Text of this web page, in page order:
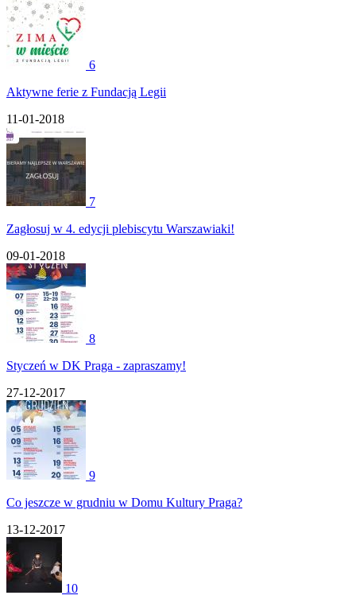
6
Aktywne ferie z Fundacją Legii
11-01-2018
7
Zagłosuj w 4. edycji plebiscytu Warszawiaki!
09-01-2018
8
Styczeń w DK Praga - zapraszamy!
27-12-2017
9
Co jeszcze w grudniu w Domu Kultury Praga?
13-12-2017
10